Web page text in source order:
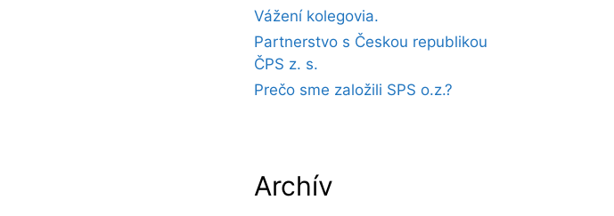
Vážení kolegovia.
Partnerstvo s Českou republikou
ČPS z. s.
Prečo sme založili SPS o.z.?
Archív